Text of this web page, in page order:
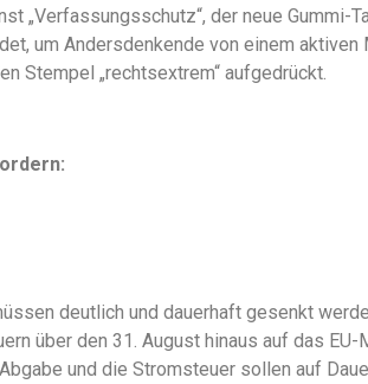
„Verfassungsschutz“, der neue Gummi-
um Andersdenkende von einem
Stempel „rechtsextrem“ aufgedrückt.
deutlich und dauerhaft gesenkt
über den 31. August hinaus auf das
und die Stromsteuer sollen auf